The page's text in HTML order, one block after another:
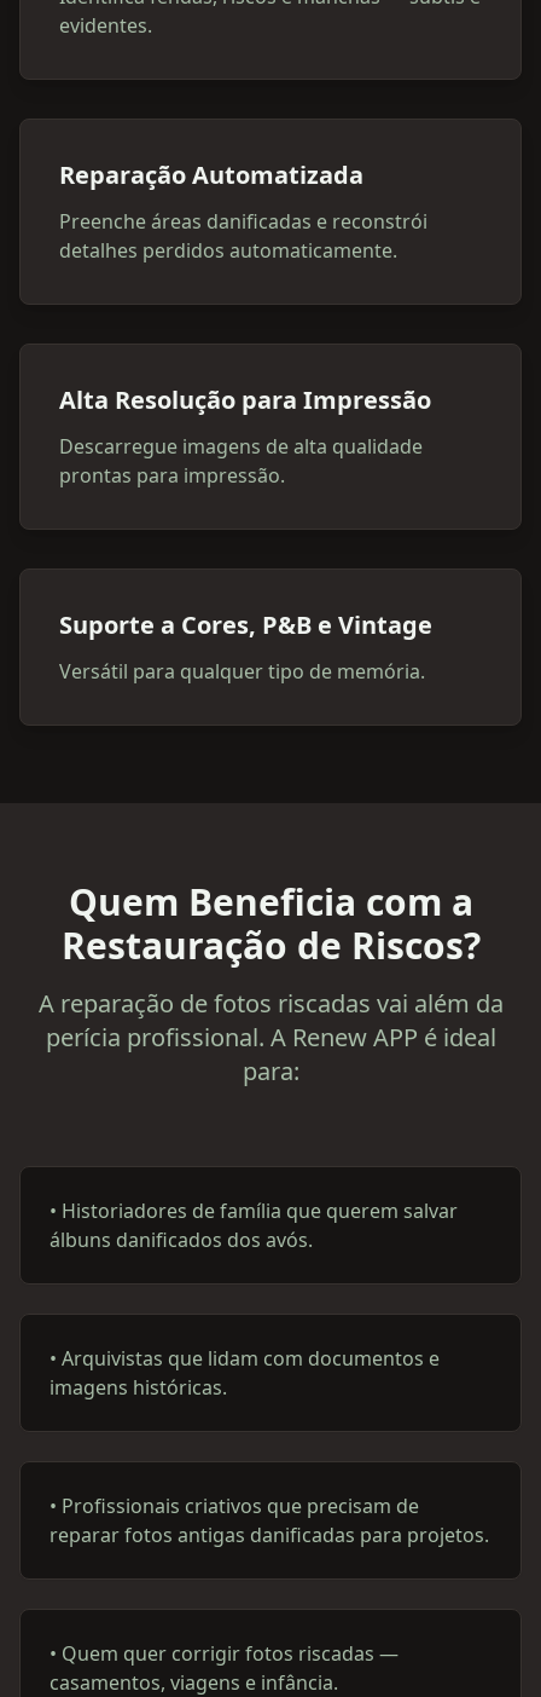
evidentes.
Reparação Automatizada
Preenche áreas danificadas e reconstrói
detalhes perdidos automaticamente.
Alta Resolução para Impressão
Descarregue imagens de alta qualidade
prontas para impressão.
Suporte a Cores, P&B e Vintage
Versátil para qualquer tipo de memória.
Quem Beneficia com a
Restauração de Riscos?
A reparação de fotos riscadas vai além da
perícia profissional. A Renew APP é ideal
para:
• Historiadores de família que querem salvar
álbuns danificados dos avós.
• Arquivistas que lidam com documentos e
imagens históricas.
• Profissionais criativos que precisam de
reparar fotos antigas danificadas para projetos.
• Quem quer corrigir fotos riscadas —
casamentos, viagens e infância.